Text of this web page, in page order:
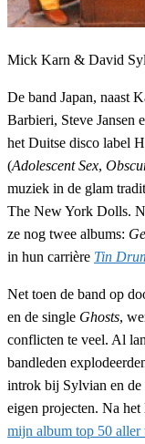
Mick Karn & David
De band Japan, naast
Barbieri, Steve Jansen
het Duitse disco label
(Adolescent Sex,
muziek in de glam
The New York Dolls.
ze nog twee albums:
in hun carrière Tin
Net toen de band op
en de single Ghosts,
conflicten te veel. Al
bandleden
introk bij Sylvian en de
eigen projecten. Na
mijn album top 50 aller